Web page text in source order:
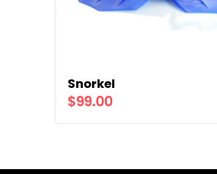
Snorkel
$99.00